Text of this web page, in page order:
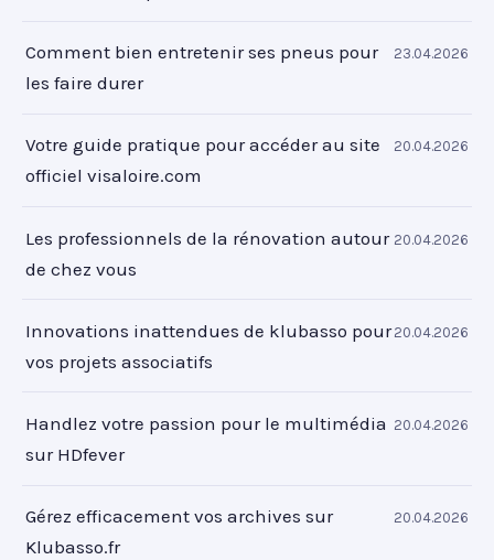
Comment bien entretenir ses pneus pour
les faire durer
23.04.2026
Votre guide pratique pour accéder au site
officiel visaloire.com
20.04.2026
Les professionnels de la rénovation autour
de chez vous
20.04.2026
Innovations inattendues de klubasso pour
vos projets associatifs
20.04.2026
Handlez votre passion pour le multimédia
sur HDfever
20.04.2026
Gérez efficacement vos archives sur
Klubasso.fr
20.04.2026